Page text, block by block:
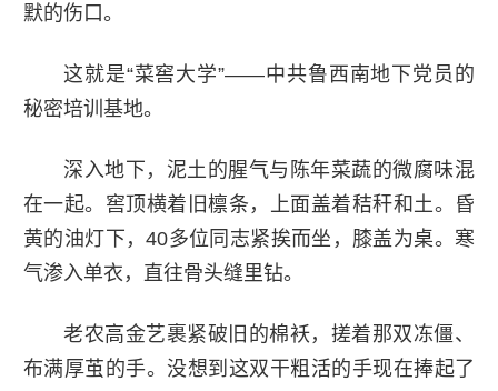
默的伤口。
这就是“菜窖大学”——中共鲁西南地下党员的
秘密培训基地。
深入地下，泥土的腥气与陈年菜蔬的微腐味混
在一起。窖顶横着旧檩条，上面盖着秸秆和土。昏
黄的油灯下，40多位同志紧挨而坐，膝盖为桌。寒
气渗入单衣，直往骨头缝里钻。
老农高金艺裹紧破旧的棉袄，搓着那双冻僵、
布满厚茧的手。没想到这双干粗活的手现在捧起了